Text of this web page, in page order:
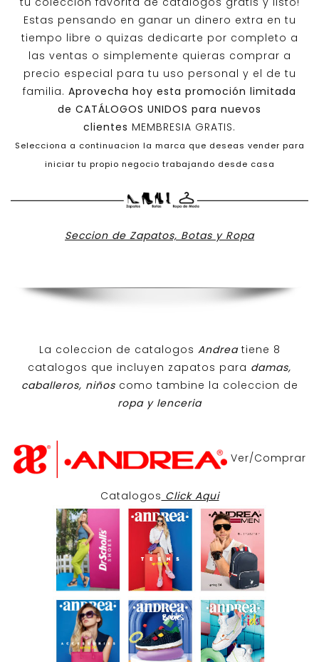
Estas pensando en ganar un dinero extra en tu
tiempo libre o quizas dedicarte por completo a
las ventas o simplemente quieras comprar a
precio especial para tu uso personal y el de tu
familia. Aprovecha hoy esta promoción limitada
de CATÁLOGOS UNIDOS para nuevos
clientes MEMBRESIA GRATIS.
Selecciona a continuacion la marca que deseas vender para
iniciar tu propio negocio trabajando desde casa
Seccion de Zapatos, Botas y Ropa
La coleccion de catalogos Andreatiene 8
catalogos que incluyen zapatos para damas,
caballeros, niños como tambine la coleccion de
ropa y lenceria
Ver/Comprar
Catalogos Click Aqui